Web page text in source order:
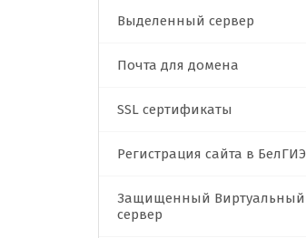
Выделенный сервер
Почта для домена
SSL сертификаты
Регистрация сайта в БелГИЭ
Защищенный Виртуальный
сервер